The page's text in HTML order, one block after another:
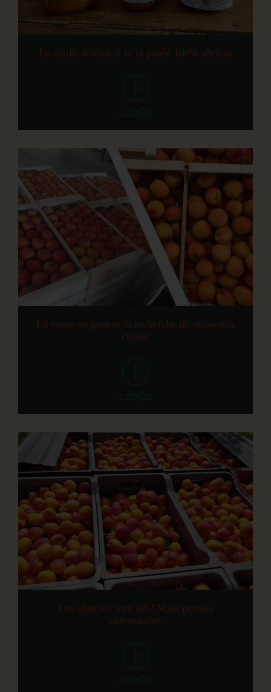
Le coulis d’abricot et la purée 100% abricot
La vente en gros et la recherche de nouveaux
clients
Les abricots sont là!!! Vous pouvez
commander.